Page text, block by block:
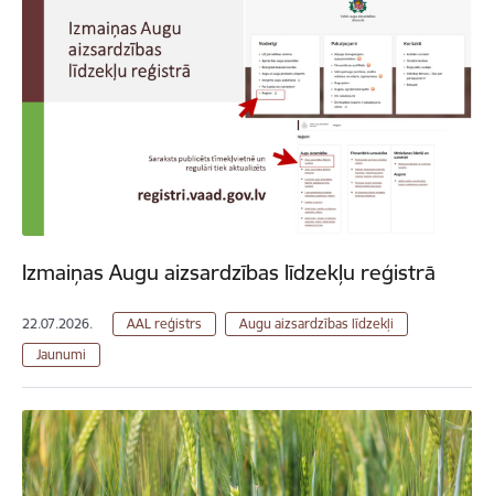
Izmaiņas Augu aizsardzības līdzekļu reģistrā
22.07.2026. AAL reģistrs
Augu aizsardzības līdzekļi
Jaunumi